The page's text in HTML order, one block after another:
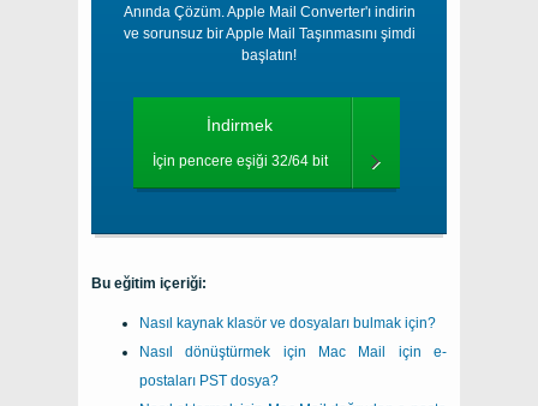
Anında Çözüm. Apple Mail Converter'ı indirin
ve sorunsuz bir Apple Mail Taşınmasını şimdi
başlatın!
İndirmek
İçin pencere eşiği 32/64 bit
Bu eğitim içeriği:
Nasıl kaynak klasör ve dosyaları bulmak için?
Nasıl dönüştürmek için
Mac Mail
için e-
postaları PST dosya?